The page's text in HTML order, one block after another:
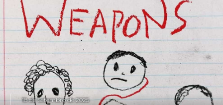
18 de Setembro de 2025